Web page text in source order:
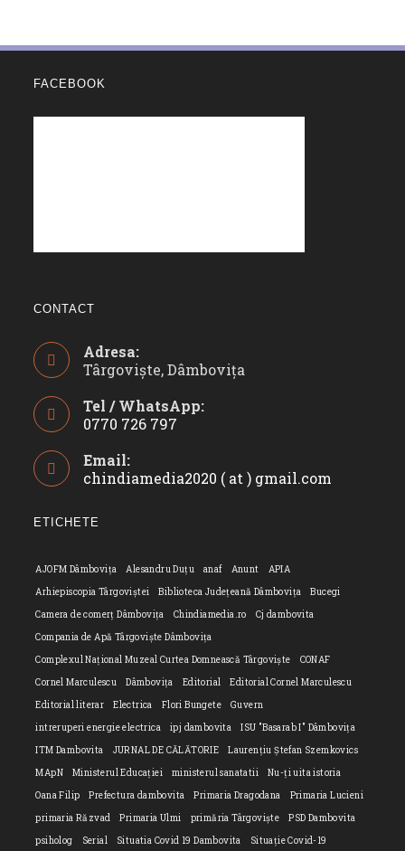
FACEBOOK
CONTACT
Adresa:
Târgoviște, Dâmbovița
Tel / WhatsApp:
0770 726 797
in
your
Email:
chindiamedia2020 ( at ) gmail.com
ETICHETE
AJOFM Dâmbovița Alesandru Duțu anaf Anunt
APIA
Arhiepiscopia Târgoviștei
Biblioteca Județeană Dâmbovița
Bucegi
Camera de comerț Dâmbovița
Chindiamedia.ro
Cj dambovita
Compania de Apă Târgoviște Dâmbovița
Complexul Național Muzeal Curtea Domnească Târgoviște
CONAF
Cornel Marculescu
Dâmbovița Editorial
Editorial Cornel Marculescu
Editorial literar
Electrica Flori Bungete
Guvern
intreruperi energie electrica
ipj dambovita
ISU "Basarab I" Dâmbovița
ITM Dambovita
JURNAL DE CĂLĂTORIE
Laurențiu Ștefan Szemkovics
MApN
Ministerul Educației ministerul sanatatii
Nu-ți uita istoria
Oana Filip
Prefectura dambovita Primaria Dragodana
Primaria Lucieni
primaria Răzvad
Primaria Ulmi primăria Târgoviște
PSD Dambovita
psiholog
Serial Situatia Covid 19 Dambovita Situație Covid-19